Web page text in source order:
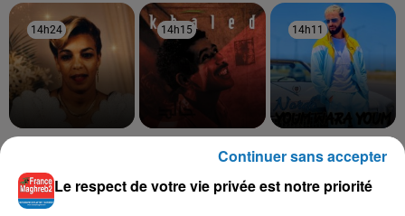
14h24
14h24
Saknet Marseille
14h15
14h15
Mauvais Sang
14h11
14h11
Youm Wara Youm
Le respect de votre vie privée est notre priorité
Continuer sans accepter